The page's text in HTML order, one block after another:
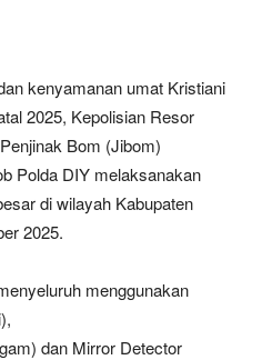
kenyamanan umat Kristiani
2025, Kepolisian Resor
Bom (Jibom)
Polda DIY melaksanakan
di wilayah Kabupaten
2025.
menggunakan
dan Mirror Detector